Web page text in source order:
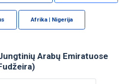
Afrika | Nigerija
Arabų Emiratuose